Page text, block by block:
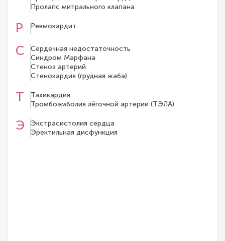
Пролапс митрального клапана
Р Ревмокардит
С
Сердечная недостаточность
Синдром Марфана
Стеноз артерий
Стенокардия (грудная жаба)
Т
Тахикардия
Тромбоэмболия лёгочной артерии (ТЭЛА)
Э
Экстрасистолия сердца
Эректильная дисфункция